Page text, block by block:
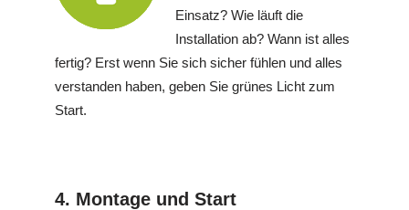
Einsatz? Wie läuft die
Installation ab? Wann ist alles
fertig? Erst wenn Sie sich sicher fühlen und alles
verstanden haben, geben Sie grünes Licht zum
Start.
4. Montage und Start